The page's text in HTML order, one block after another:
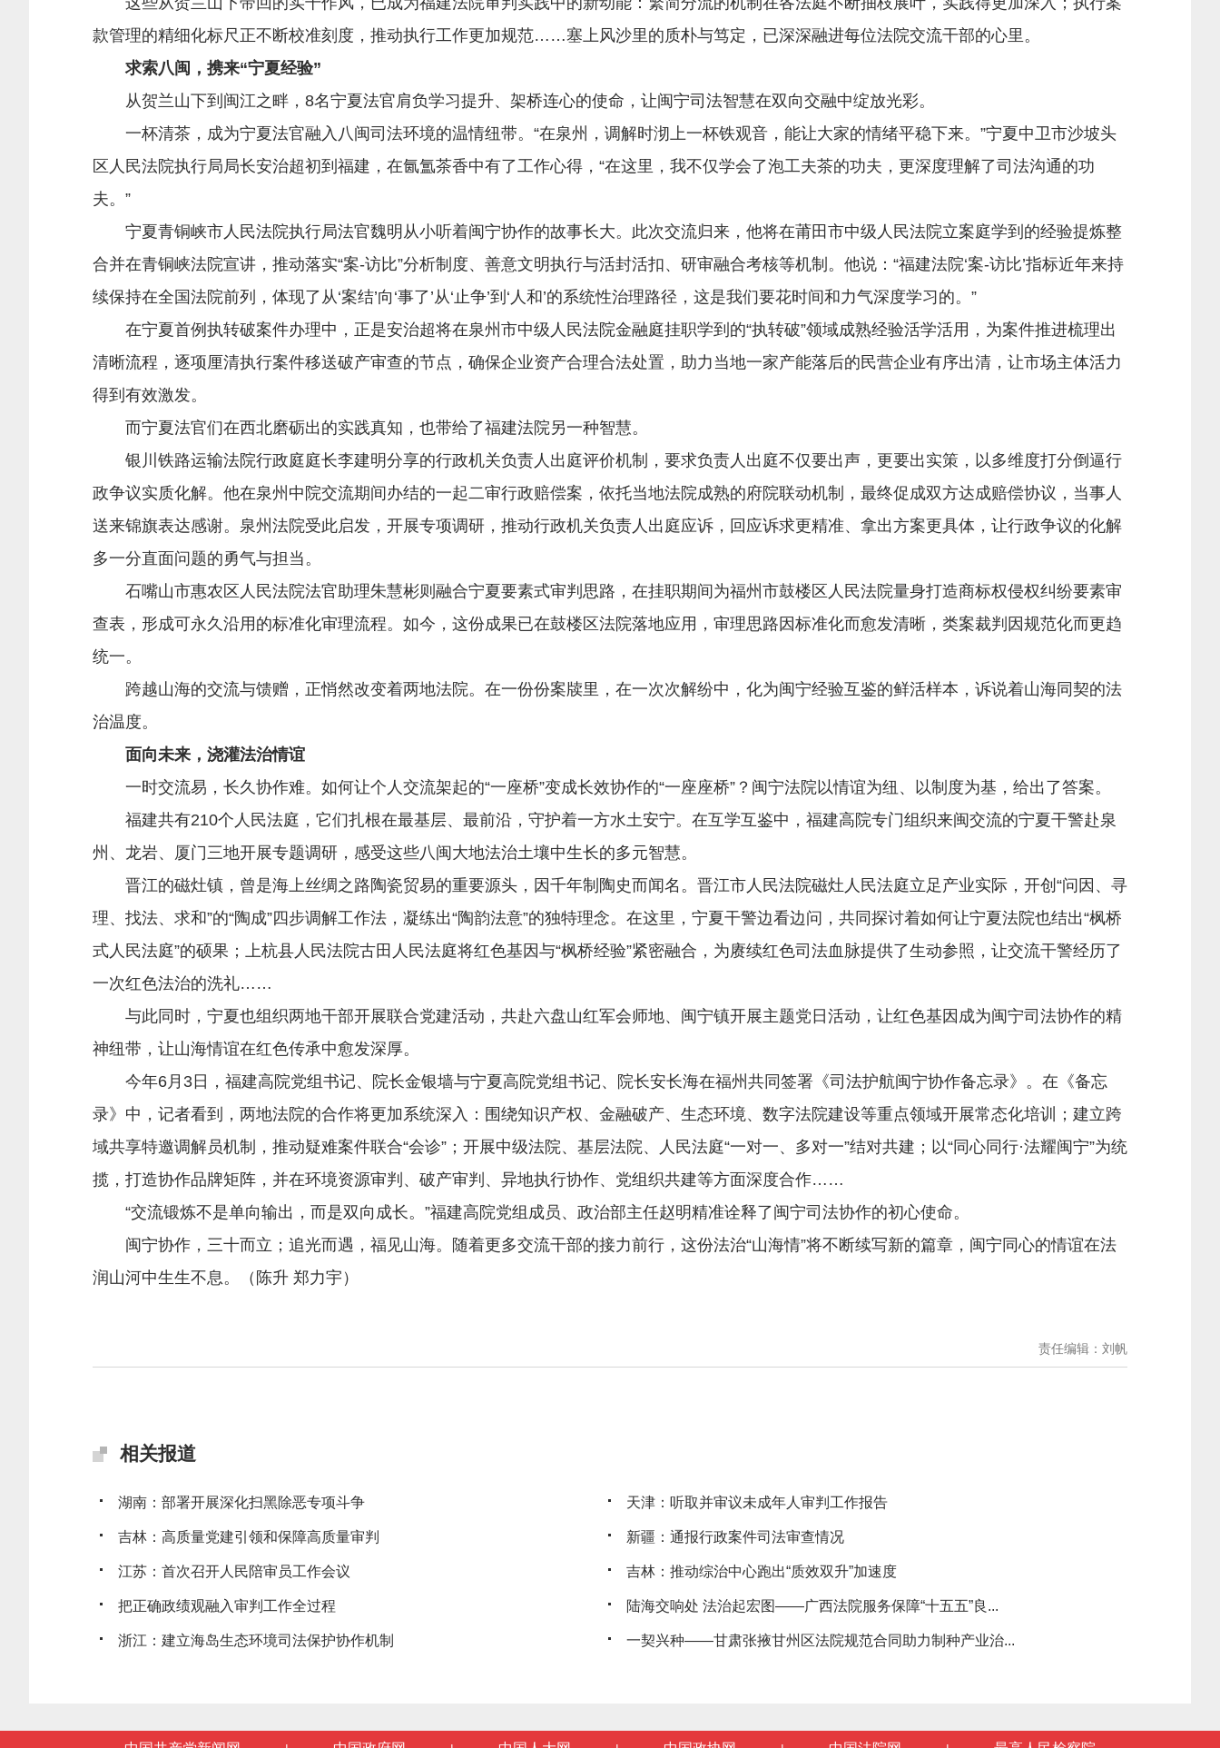
款管理的精细化标尺正不断校准刻度，推动执行工作更加规范……塞上风沙里的质朴与笃定，已深深融进每位法院交流干部的心里。
求索八闽，携来“宁夏经验”
从贺兰山下到闽江之畔，8名宁夏法官肩负学习提升、架桥连心的使命，让闽宁司法智慧在双向交融中绽放光彩。
一杯清茶，成为宁夏法官融入八闽司法环境的温情纽带。“在泉州，调解时沏上一杯铁观音，能让大家的情绪平稳下来。”宁夏中卫市沙坡头
区人民法院执行局局长安治超初到福建，在氤氲茶香中有了工作心得，“在这里，我不仅学会了泡工夫茶的功夫，更深度理解了司法沟通的功
夫。”
宁夏青铜峡市人民法院执行局法官魏明从小听着闽宁协作的故事长大。此次交流归来，他将在莆田市中级人民法院立案庭学到的经验提炼整
合并在青铜峡法院宣讲，推动落实“案-访比”分析制度、善意文明执行与活封活扣、研审融合考核等机制。他说：“福建法院‘案-访比’指标近年来持
续保持在全国法院前列，体现了从‘案结’向‘事了’从‘止争’到‘人和’的系统性治理路径，这是我们要花时间和力气深度学习的。”
在宁夏首例执转破案件办理中，正是安治超将在泉州市中级人民法院金融庭挂职学到的“执转破”领域成熟经验活学活用，为案件推进梳理出
清晰流程，逐项厘清执行案件移送破产审查的节点，确保企业资产合理合法处置，助力当地一家产能落后的民营企业有序出清，让市场主体活力
得到有效激发。
而宁夏法官们在西北磨砺出的实践真知，也带给了福建法院另一种智慧。
银川铁路运输法院行政庭庭长李建明分享的行政机关负责人出庭评价机制，要求负责人出庭不仅要出声，更要出实策，以多维度打分倒逼行
政争议实质化解。他在泉州中院交流期间办结的一起二审行政赔偿案，依托当地法院成熟的府院联动机制，最终促成双方达成赔偿协议，当事人
送来锦旗表达感谢。泉州法院受此启发，开展专项调研，推动行政机关负责人出庭应诉，回应诉求更精准、拿出方案更具体，让行政争议的化解
多一分直面问题的勇气与担当。
石嘴山市惠农区人民法院法官助理朱慧彬则融合宁夏要素式审判思路，在挂职期间为福州市鼓楼区人民法院量身打造商标权侵权纠纷要素审
查表，形成可永久沿用的标准化审理流程。如今，这份成果已在鼓楼区法院落地应用，审理思路因标准化而愈发清晰，类案裁判因规范化而更趋
统一。
跨越山海的交流与馈赠，正悄然改变着两地法院。在一份份案牍里，在一次次解纷中，化为闽宁经验互鉴的鲜活样本，诉说着山海同契的法
治温度。
面向未来，浇灌法治情谊
一时交流易，长久协作难。如何让个人交流架起的“一座桥”变成长效协作的“一座座桥”？闽宁法院以情谊为纽、以制度为基，给出了答案。
福建共有210个人民法庭，它们扎根在最基层、最前沿，守护着一方水土安宁。在互学互鉴中，福建高院专门组织来闽交流的宁夏干警赴泉
州、龙岩、厦门三地开展专题调研，感受这些八闽大地法治土壤中生长的多元智慧。
晋江的磁灶镇，曾是海上丝绸之路陶瓷贸易的重要源头，因千年制陶史而闻名。晋江市人民法院磁灶人民法庭立足产业实际，开创“问因、寻
理、找法、求和”的“陶成”四步调解工作法，凝练出“陶韵法意”的独特理念。在这里，宁夏干警边看边问，共同探讨着如何让宁夏法院也结出“枫桥
式人民法庭”的硕果；上杭县人民法院古田人民法庭将红色基因与“枫桥经验”紧密融合，为赓续红色司法血脉提供了生动参照，让交流干警经历了
一次红色法治的洗礼……
与此同时，宁夏也组织两地干部开展联合党建活动，共赴六盘山红军会师地、闽宁镇开展主题党日活动，让红色基因成为闽宁司法协作的精
神纽带，让山海情谊在红色传承中愈发深厚。
今年6月3日，福建高院党组书记、院长金银墙与宁夏高院党组书记、院长安长海在福州共同签署《司法护航闽宁协作备忘录》。在《备忘
录》中，记者看到，两地法院的合作将更加系统深入：围绕知识产权、金融破产、生态环境、数字法院建设等重点领域开展常态化培训；建立跨
域共享特邀调解员机制，推动疑难案件联合“会诊”；开展中级法院、基层法院、人民法庭“一对一、多对一”结对共建；以“同心同行·法耀闽宁”为统
揽，打造协作品牌矩阵，并在环境资源审判、破产审判、异地执行协作、党组织共建等方面深度合作……
“交流锻炼不是单向输出，而是双向成长。”福建高院党组成员、政治部主任赵明精准诠释了闽宁司法协作的初心使命。
闽宁协作，三十而立；追光而遇，福见山海。随着更多交流干部的接力前行，这份法治“山海情”将不断续写新的篇章，闽宁同心的情谊在法
润山河中生生不息。（陈升 郑力宇）
责任编辑：刘帆
相关报道
湖南：部署开展深化扫黑除恶专项斗争 天津：听取并审议未成年人审判工作报告
吉林：高质量党建引领和保障高质量审判 新疆：通报行政案件司法审查情况
江苏：首次召开人民陪审员工作会议 吉林：推动综治中心跑出“质效双升”加速度
把正确政绩观融入审判工作全过程 陆海交响处 法治起宏图——广西法院服务保障“十五五”良...
浙江：建立海岛生态环境司法保护协作机制 一契兴种——甘肃张掖甘州区法院规范合同助力制种产业治...